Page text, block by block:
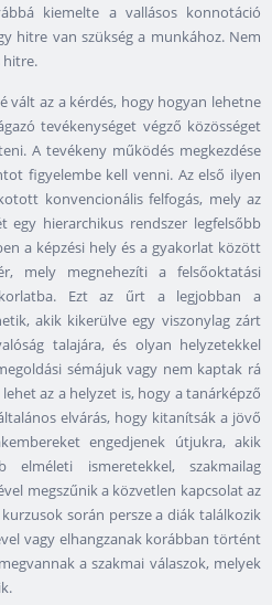
kiemelte a vallásos konnotáció
hitre van szükség a munkához. Nem
hitre.
vált az a kérdés, hogy hogyan lehetne
tevékenységet végző közösséget
A tevékeny működés megkezdése
figyelembe kell venni. Az első ilyen
konvencionális felfogás, mely az
egy hierarchikus rendszer legfelsőbb
a képzési hely és a gyakorlat között
mely megnehezíti a felsőoktatási
Ezt az űrt a legjobban a
akik kikerülve egy viszonylag zárt
talajára, és olyan helyzetekkel
sémájuk vagy nem kaptak rá
az a helyzet is, hogy a tanárképző
elvárás, hogy kitanítsák a jövő
engedjenek útjukra, akik
ismeretekkel, szakmailag
megszűnik a közvetlen kapcsolat az
során persze a diák találkozik
vagy elhangzanak korábban történt
a szakmai válaszok, melyek